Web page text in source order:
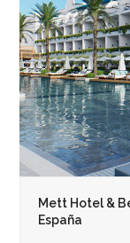
Mett Hotel &
España